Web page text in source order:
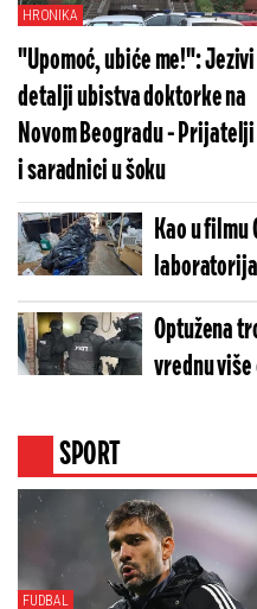
HRONIKA
"Upomoć, ubiće me!": Jezivi
detalji ubistva doktorke na
Novom Beogradu - Prijatelji
i saradnici u šoku
Kao u filmu
laboratorija
Pogledajte
Optužena
vrednu
SPORT
FUDBAL